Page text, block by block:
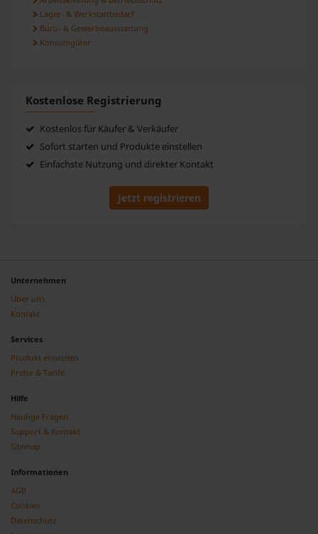
Lager- & Werkstattbedarf
Büro- & Gewerbeausstattung
Konsumgüter
Kostenlose Registrierung
Kostenlos für Käufer & Verkäufer
Sofort starten und Produkte einstellen
Einfachste Nutzung und direkter Kontakt
Jetzt registrieren
Unternehmen
Über uns
Kontakt
Services
Produkt einstellen
Preise & Tarife
Hilfe
Häufige Fragen
Support & Kontakt
Sitemap
Informationen
AGB
Cookies
Datenschutz